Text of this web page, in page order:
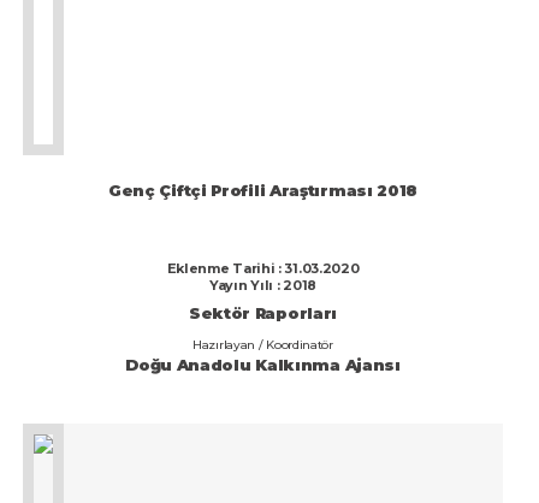
Genç Çiftçi Profili Araştırması 2018
Eklenme Tarihi : 31.03.2020
Yayın Yılı : 2018
Sektör Raporları
Hazırlayan / Koordinatör
Doğu Anadolu Kalkınma Ajansı